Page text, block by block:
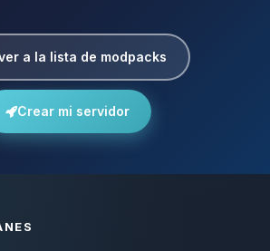
a la lista de modpacks
Crear mi servidor